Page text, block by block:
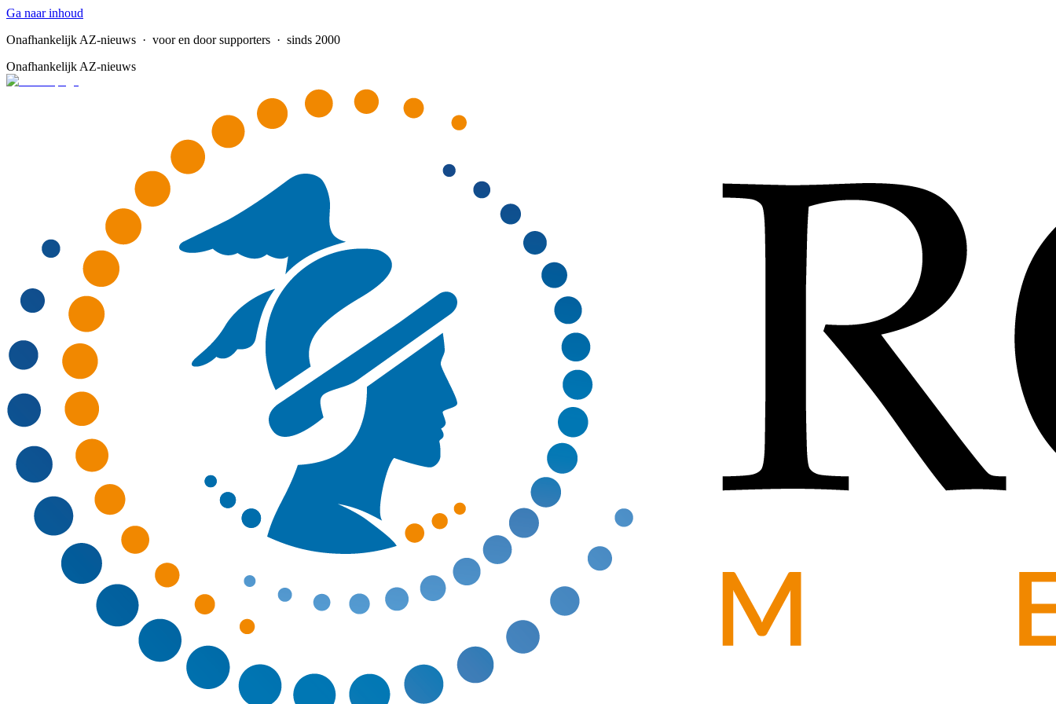
Ga naar inhoud
Onafhankelijk AZ-nieuws · voor en door supporters · sinds 2000
Onafhankelijk AZ-nieuws